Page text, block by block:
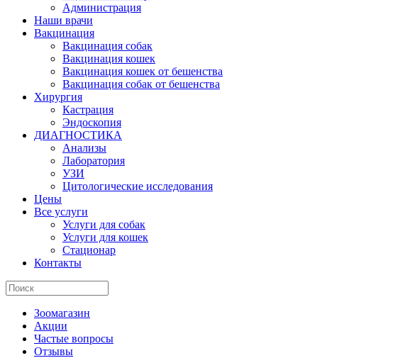
Администрация
Наши врачи
Вакцинация
Вакцинация собак
Вакцинация кошек
Вакцинация кошек от бешенства
Вакцинация собак от бешенства
Хирургия
Кастрация
Эндоскопия
ДИАГНОСТИКА
Анализы
Лаборатория
УЗИ
Цитологические исследования
Цены
Все услуги
Услуги для собак
Услуги для кошек
Стационар
Контакты
Зоомагазин
Акции
Частые вопросы
Отзывы